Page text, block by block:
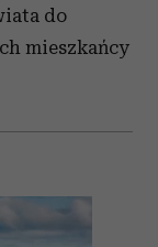
do
mieszkańcy